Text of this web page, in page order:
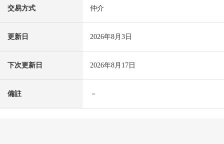
交易方式 仲介
更新日 2026年8月3日
下次更新日 2026年8月17日
備註 －